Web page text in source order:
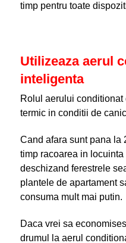
timp pentru toate
Utilizeaza aerul
inteligenta
Rolul aerului
termic in conditii de
Cand afara sunt pana la
timp racoarea in
deschizand ferestrele
plantele de apartament
consuma mult mai putin.
Daca vrei sa
drumul la aerul